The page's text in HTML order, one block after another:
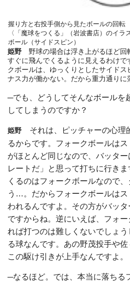
握り方と右投手側から見たボールの回転
〈「魔球をつくる」（岩波書店）のイラ
ボール（サイドスピン）
姫野 野球の場合は浮き上がるほど回
すぐに飛んでくるように見えるわけ
クボールは、ゆっくりとしたサイド
ナス力が働かない。だから重力通りに
─でも、どうしてそんなボールを
してしまうのですか？
姫野 それは、ピッチャーの心理
るからです。フォークボールは
がほとんど同じなので、バッタ
レートだ」と思って打ちに行き
くるのはフォークボールなので
う…。だからフォークボールは
われるんですよ。その方がバッ
ですからね。逆にいえば、フォ
れば打つのは難しくないでしょ
る球なんです。あの野茂投手や佐
この駆け引きが上手なんですよ。
─なるほど。では、本当に落ちる